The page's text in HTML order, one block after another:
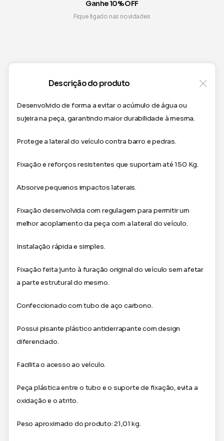
Ganhe 10% OFF
Fique ligado nas novidades
Descrição do produto
Desenvolvido de forma a evitar o acúmulo de água ou
sujeira na peça, garantindo maior durabilidade à mesma.
Protege a lateral do veículo contra barro e pedras.
Fixação e reforços resistentes que suportam até 150 Kg.
Absorve pequenos impactos laterais.
Fixação desenvolvida com regulagem para permitir um
melhor acoplamento da peça com a lateral do veículo.
Instalação rápida e simples.
Fixação feita junto à furação original do veículo sem afetar
a parte estrutural do mesmo.
Confeccionado com tubo de aço carbono.
Possui pisante plástico antiderrapante com design
diferenciado.
Facilita o acesso ao veículo.
Peça plástica entre o tubo e o suporte de fixação, evita a
oxidação e o atrito.
Peso aproximado do produto: 21,01 kg.